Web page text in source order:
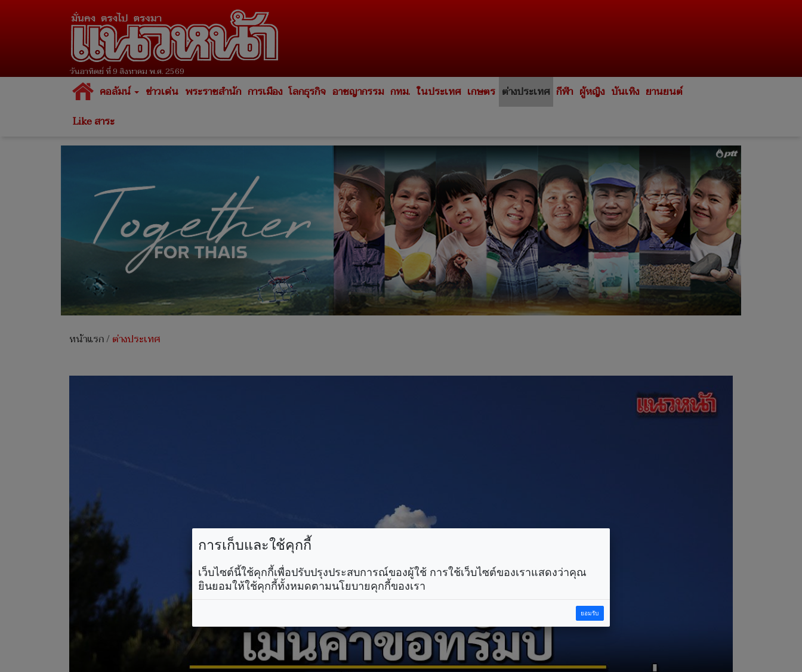
วันอาทิตย์ ที่ 9 สิงหาคม พ.ศ. 2569
คอลัมน์ ข่าวเด่น พระราชสำนัก การเมือง โลกธุรกิจ อาชญากรรม กทม. ในประเทศ เกษตร ต่างประเทศ กีฬา ผู้หญิง บันเทิง ยานยนต์
Like สาระ
หน้าแรก/ต่างประเทศ
การเก็บและใช้คุกกี้
เว็บไซต์นี้ใช้คุกกี้เพื่อปรับปรุงประสบการณ์ของผู้ใช้ การใช้เว็บไซต์ของเราแสดงว่าคุณ
ยินยอมให้ใช้คุกกี้ทั้งหมดตามนโยบายคุกกี้ของเรา
ยอมรับ